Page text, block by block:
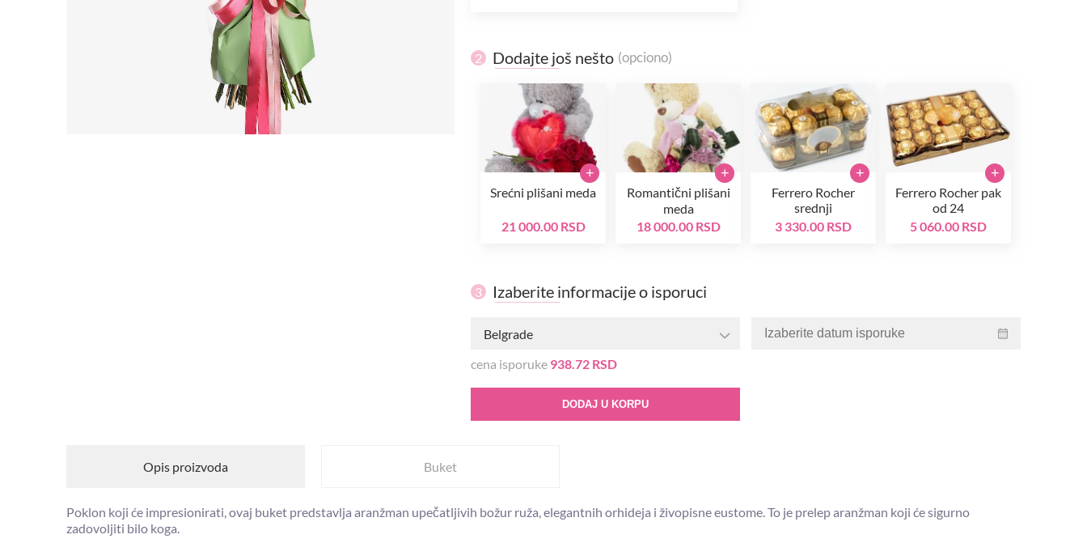
2 Dodajte još nešto (opciono)
Srećni plišani meda
21 000.00 RSD
+
Romantični plišani
meda
18 000.00 RSD
+
Ferrero Rocher
srednji
3 330.00 RSD
+
Ferrero Rocher pak
od 24
5 060.00 RSD
+
3 Izaberite informacije o isporuci
Belgrade
cena isporuke 938.72 RSD
DODAJ U KORPU
Opis proizvoda Buket
Poklon koji će impresionirati, ovaj buket predstavlja aranžman upečatljivih božur ruža, elegantnih orhideja i živopisne eustome. To je prelep aranžman koji će sigurno
zadovoljiti bilo koga.